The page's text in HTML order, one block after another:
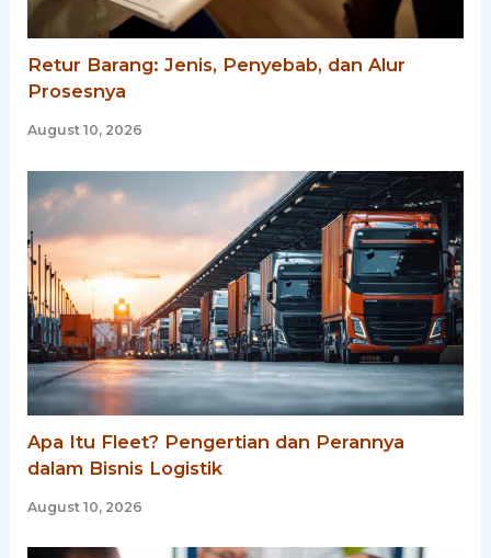
Retur Barang: Jenis, Penyebab, dan Alur
Prosesnya
August 10, 2026
Apa Itu Fleet? Pengertian dan Perannya
dalam Bisnis Logistik
August 10, 2026